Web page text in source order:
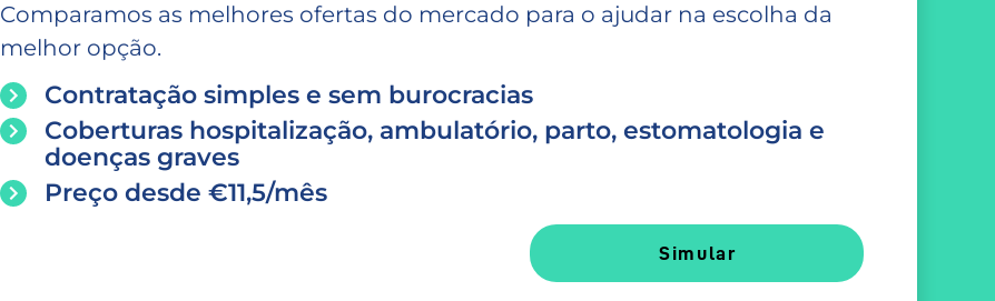
Comparamos as melhores ofertas do mercado para o ajudar na escolha da
melhor opção.
Contratação simples e sem burocracias
Coberturas hospitalização, ambulatório, parto, estomatologia e
doenças graves
Preço desde €11,5/mês
Simular